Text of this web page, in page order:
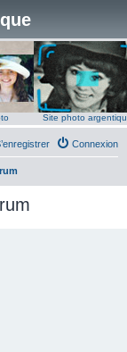
Site photo
Connexion